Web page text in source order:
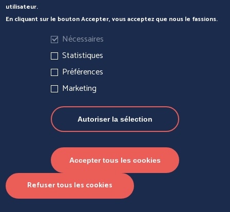
Actualités
Gérer les cookies
© Securom 2022
utilisateur.
En cliquant sur le bouton Accepter, vous acceptez que nous le fassions.
Nécessaires
Statistiques
Préférences
Marketing
Autoriser la sélection
Accepter tous les cookies
Refuser tous les cookies